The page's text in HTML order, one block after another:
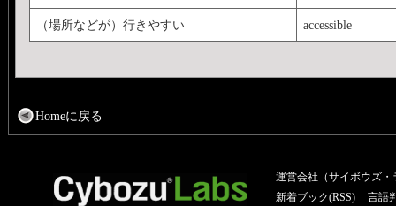
（場所などが）行きやすい accessible
Homeに戻る
運営会社（サイボウズ・
新着ブック(RSS)
言語